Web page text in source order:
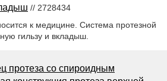
// 2728434
к медицине. Система протезной
гильзу и вкладыш.
протеза со спироидным